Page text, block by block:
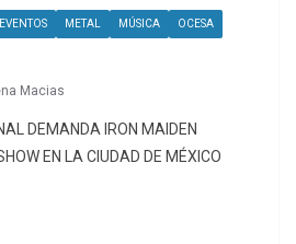
EVENTOS METAL MÚSICA OCESA
Macias
DEMANDA IRON MAIDEN
EN LA CIUDAD DE MÉXICO